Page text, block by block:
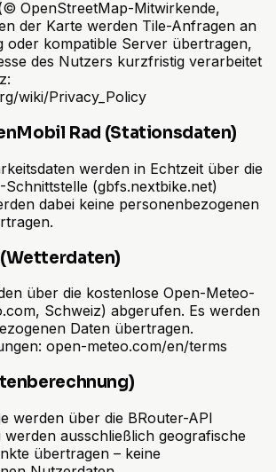
OpenStreetMap-Mitwirkende,
der Karte werden Tile-Anfragen an
oder kompatible Server übertragen,
des Nutzers kurzfristig verarbeitet
wiki/Privacy_Policy
Rad (Stationsdaten)
werden in Echtzeit über die
(gbfs.nextbike.net)
dabei keine personenbezogenen
über die kostenlose Open-Meteo-
Schweiz) abgerufen. Es werden
Daten übertragen.
open-meteo.com/en/terms
werden über die BRouter-API
werden ausschließlich geografische
übertragen – keine